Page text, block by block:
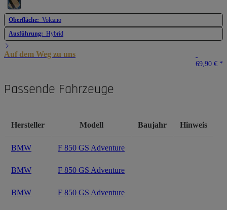
Oberfläche: Volcano
Ausführung: Hybrid
Auf dem Weg zu uns
69,90 € *
Passende Fahrzeuge
Hersteller Modell Baujahr Hinweis
BMW F 850 GS Adventure
BMW F 850 GS Adventure
BMW F 850 GS Adventure